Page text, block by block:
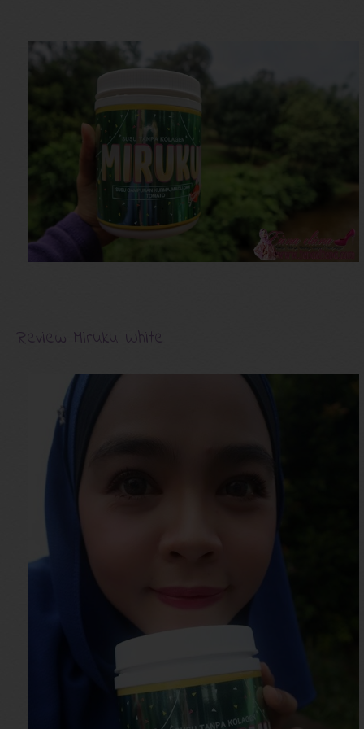
Review Miruku White